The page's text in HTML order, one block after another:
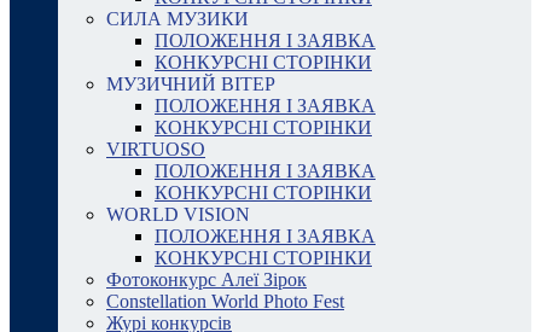
СИЛА МУЗИКИ
ПОЛОЖЕННЯ І ЗАЯВКА
КОНКУРСНІ СТОРІНКИ
МУЗИЧНИЙ ВІТЕР
ПОЛОЖЕННЯ І ЗАЯВКА
КОНКУРСНІ СТОРІНКИ
VIRTUOSO
ПОЛОЖЕННЯ І ЗАЯВКА
КОНКУРСНІ СТОРІНКИ
WORLD VISION
ПОЛОЖЕННЯ І ЗАЯВКА
КОНКУРСНІ СТОРІНКИ
Фотоконкурс Алеї Зірок
Constellation World Photo Fest
Журі конкурсів